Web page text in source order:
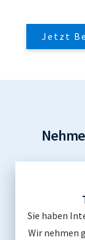
Jetzt
Sie haben
Wir nehmen